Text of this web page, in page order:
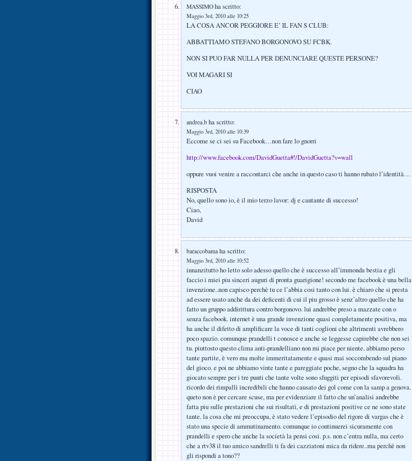
MASSIMO ha scritto:
Maggio 3rd, 2010 alle 10:25
LA COSA ANCOR PEGGIORE E’ IL FAN S CLUB:
ABBATTIAMO STEFANO BORGONOVO SU FCBK.
NON SI PUO FAR NULLA PER DENUNCIARE QUESTE PERSONE?
VOI MAGARI SI
CIAO
andrea.b ha scritto:
Maggio 3rd, 2010 alle 10:39
Eccome se ci sei su Facebook…non fare lo gnorri
http://www.facebook.com/DavidGuetta#!/DavidGuetta?v=wall
oppure vuoi venire a raccontarci che anche in questo caso ti hanno rubato l’identità…
RISPOSTA
No, quello sono io, è il mio terzo lavor: dj e cantante di successo!
Ciao,
David
baraccobama ha scritto:
Maggio 3rd, 2010 alle 10:52
innanzitutto ho letto solo adesso quello che è successo all’immonda bestia e gli
faccio i miei piu sinceri auguri di pronta guarigione! secondo me facebook è una bella
invenzione..non capisco perchè tu ce l’abbia cosi tanto con lui. è chiaro che si presta
ad essere usato anche da dei deficenti di cui il piu grosso è senz’altro quello che ha
fatto un gruppo addirittura contro borgonovo. lui andrebbe preso a mazzate con o
senza facebook. internet è una grande invenzione quasi completamente positiva, ma
ha anche il difetto di amplificare la voce di tanti coglioni che altrimenti avrebbero
poco spazio. comunque prandelli t conosce e anche se leggesse capirebbe che non sei
tu. piuttosto questo clima anti-prandelliano non mi piace per niente. abbiamo perso
tante partite, è vero ma molte immeritatamente e quasi mai soccombendo sul piano
del gioco. e poi ne abbiamo vinte tante e pareggiate poche, segno che la squadra ha
giocato sempre per i tre punti che tante volte sono sfuggiti per episodi sfavorevoli.
ricordo dei rimpalli incredibili che hanno causato dei gol come con la samp a genova.
queto non è per cercare scuse, ma per evidenziare il fatto che un’analisi andrebbe
fatta piu sulle prestazioni che sui risultati, e di prestazioni positive ce ne sono state
tante. la cosa che mi preoccupa, è stato vedere l’episodio del rigore di vargas che è
stato una specie di ammutinamento. comunque io continuerei sicuramente con
prandelli e spero che anche la società la pensi cosi. p.s. non c’entra nulla, ma certo
che a rtv38 il tuo amico sandrelli ti fa dei cazziatoni mica da ridere..ma perchè non
gli rispondi a tono??